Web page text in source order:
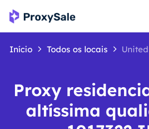
Início Todos os locais
Proxy
altíssima